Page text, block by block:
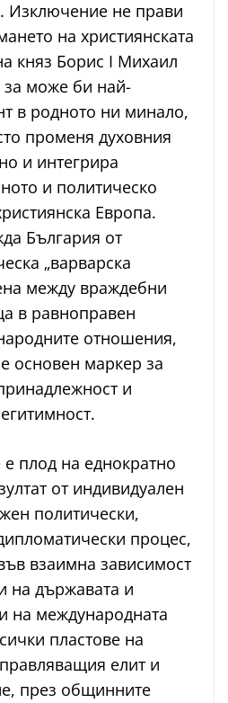
Изключение не прави
на християнската
княз Борис I Михаил
за може би най-
в родното ни минало,
променя духовния
и интегрира
и политическо
Европа.
България от
„варварска
между враждебни
в равноправен
отношения,
основен маркер за
и
плод на еднократно
от индивидуален
политически,
процес,
взаимна зависимост
на държавата и
на международната
пластове на
елит и
през общинните